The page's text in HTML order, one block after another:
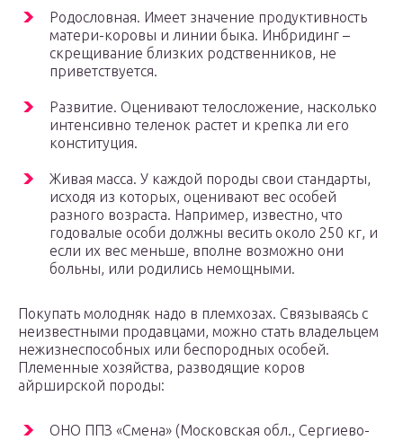
Родословная. Имеет значение продуктивность
матери-коровы и линии быка. Инбридинг –
скрещивание близких родственников, не
приветствуется.
Развитие. Оценивают телосложение, насколько
интенсивно теленок растет и крепка ли его
конституция.
Живая масса. У каждой породы свои стандарты,
исходя из которых, оценивают вес особей
разного возраста. Например, известно, что
годовалые особи должны весить около 250 кг, и
если их вес меньше, вполне возможно они
больны, или родились немощными.
Покупать молодняк надо в племхозах. Связываясь с
неизвестными продавцами, можно стать владельцем
нежизнеспособных или беспородных особей.
Племенные хозяйства, разводящие коров
айрширской породы:
ОНО ППЗ «Смена» (Московская обл., Сергиево-